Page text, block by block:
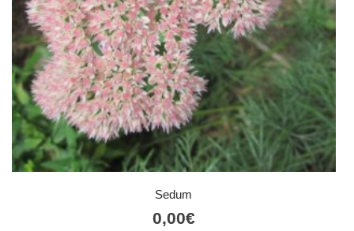
Sedum
0,00€